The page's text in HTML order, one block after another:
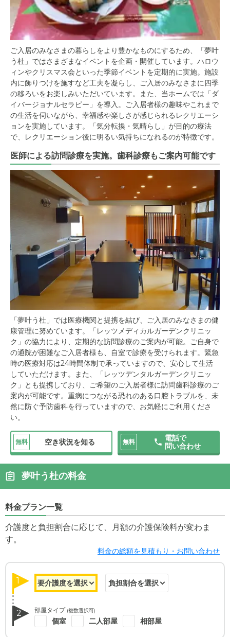
ご入居のみなさまの暮らしをより豊かなものにするため、「夢叶
う杜」ではさまざまなイベントを企画・開催しています。ハロウ
ィンやクリスマス会といった季節イベントを定期的に実施。施設
内に飾りつけを施すなど工夫を凝らし、ご入居のみなさまに四季
の移ろいをお楽しみいただいています。また、当ホームでは「ダ
イバージョナルセラピー」を導入。ご入居者様の趣味やこれまで
の生活を伺いながら、幸福感や楽しさが感じられるレクリエーシ
ョンを実施しています。「気分転換・気晴らし」が目的の療法
で、レクリエーション後に明るい気持ちになれるのが特徴です。
医師による訪問診療を実施。歯科診療もご案内可能です
「夢叶う杜」では医療機関と提携を結び、ご入居のみなさまの健
康管理に努めています。「レッツメディカルガーデンクリニッ
ク」の協力により、定期的な訪問診療のご案内が可能。ご自身で
の通院が困難なご入居者様も、自室で診療を受けられます。緊急
時の医療対応は24時間体制で承っていますので、安心して生活
していただけます。また、「レッツデンタルガーデンクリニッ
ク」とも提携しており、ご希望のご入居者様に訪問歯科診療のご
案内が可能です。重病につながる恐れのある口腔トラブルを、未
然に防ぐ予防歯科を行っていますので、お気軽にご利用くださ
い。
無料 空き状況を知る 無料
電話で
問い合わせ
夢叶う杜の料金
料金プラン一覧
介護度と負担割合に応じて、月額の介護保険料が変わま
す。
料金の総額を見積もり・お問い合わせ
1
2 部屋タイプ (複数選択可)
個室 二人部屋 相部屋